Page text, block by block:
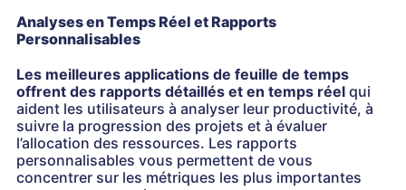
Analyses en Temps Réel et Rapports
Personnalisables
Les meilleures applications de feuille de temps
offrent des rapports détaillés et en temps réel qui
aident les utilisateurs à analyser leur productivité, à
suivre la progression des projets et à évaluer
l’allocation des ressources. Les rapports
personnalisables vous permettent de vous
concentrer sur les métriques les plus importantes